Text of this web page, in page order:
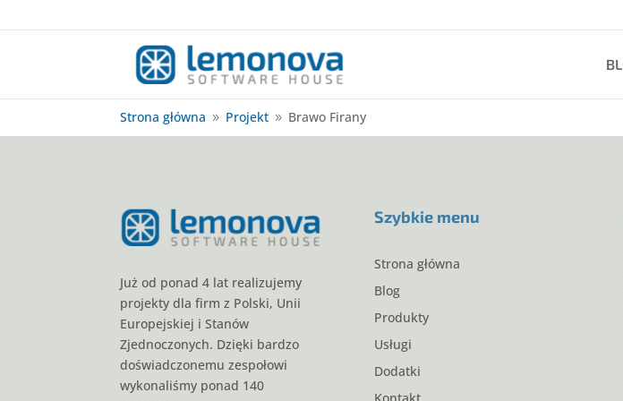
Strona główna 9 Projekt 9 Brawo Firany
Już od ponad 4 lat realizujemy
projekty dla firm z Polski, Unii
Europejskiej i Stanów
Zjednoczonych. Dzięki bardzo
doświadczonemu zespołowi
wykonaliśmy ponad 140
Szybkie menu
Strona główna
Blog
Produkty
Usługi
Dodatki